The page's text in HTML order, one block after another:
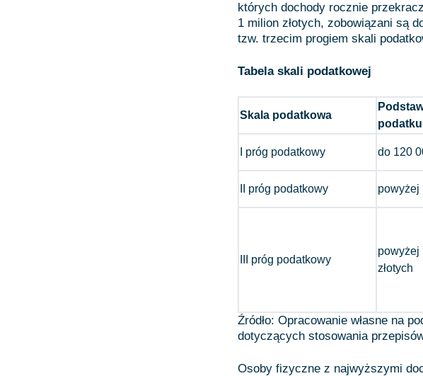
których dochody rocznie
1 milion złotych, zobowiązani są
tzw. trzecim progiem skali
Tabela skali podatkowej
Skala podatkowa
podatku
I próg podatkowy do 120
II próg podatkowy powyżej
III próg podatkowy
powyżej
złotych
Źródło: Opracowanie własne na
dotyczących stosowania
Osoby fizyczne z najwyższymi